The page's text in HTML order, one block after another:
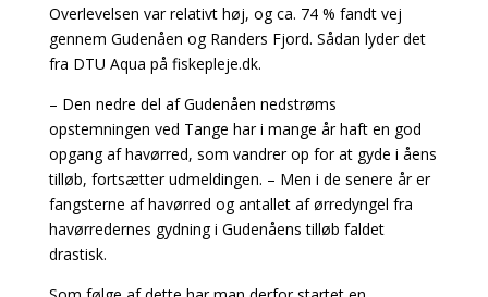
Overlevelsen var relativt høj, og ca. 74 % fandt vej
gennem Gudenåen og Randers Fjord. Sådan lyder det
fra DTU Aqua på fiskepleje.dk.
– Den nedre del af Gudenåen nedstrøms
opstemningen ved Tange har i mange år haft en god
opgang af havørred, som vandrer op for at gyde i åens
tilløb, fortsætter udmeldingen. – Men i de senere år er
fangsterne af havørred og antallet af ørredyngel fra
havørredernes gydning i Gudenåens tilløb faldet
drastisk.